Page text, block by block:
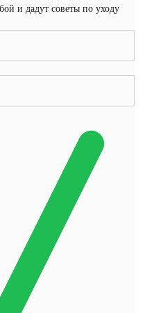
и дадут советы по уходу